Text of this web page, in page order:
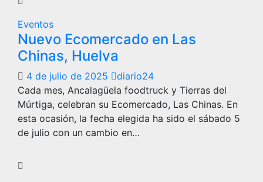
Eventos
Nuevo Ecomercado en Las
Chinas, Huelva
4 de julio de 2025
diario24
Cada mes, Ancalagüela foodtruck y Tierras del
Múrtiga, celebran su Ecomercado, Las Chinas. En
esta ocasión, la fecha elegida ha sido el sábado 5
de julio con un cambio en…